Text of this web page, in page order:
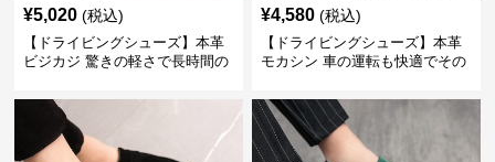
¥5,020 (税込)
【ドライビングシューズ】本革
ビジカジ 驚きの軽さで長時間の
¥4,580 (税込)
【ドライビングシューズ】本革
モカシン 車の運転も快適でその